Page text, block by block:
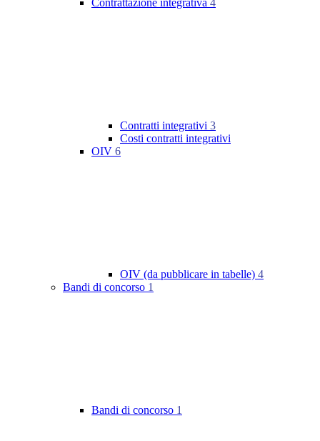
Contrattazione integrativa 4
Contratti integrativi 3
Costi contratti integrativi
OIV 6
OIV (da pubblicare in tabelle) 4
Bandi di concorso 1
Bandi di concorso 1